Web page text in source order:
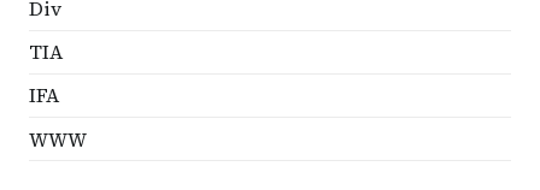
Div
TIA
IFA
WWW